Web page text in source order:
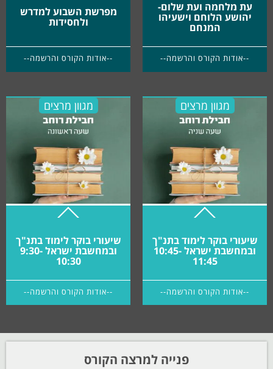
ופילוסופיה, ועוד.
לחץ כאן
עת מלחמה ועת שלום-
יהושע הלוחם וישעיהו
המנחם
--אודות הקורס והרשמה--
מפרשת השבוע למדרש
ולחסידות
--אודות הקורס והרשמה--
מגוון מרצים
שיעורי בוקר לימוד בתנ"ך
ובמחשבת ישראל 10:45-
11:45
--אודות הקורס והרשמה--
מגוון מרצים
שיעורי בוקר לימוד בתנ"ך
ובמחשבת ישראל 9:30-
10:30
--אודות הקורס והרשמה--
פנייה למרצה הקורס